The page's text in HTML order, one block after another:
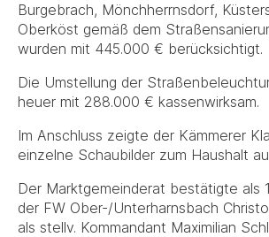
Burgebrach, Mönchherrnsdorf,
Oberköst gemäß dem
wurden mit 445.000 € berücksichtigt.
Die Umstellung der
heuer mit 288.000 € kassenwirksam.
Im Anschluss zeigte der Kämmerer
einzelne Schaubilder zum Haushalt
Der Marktgemeinderat bestätigte als
der FW Ober-/Unterharnsbach
als stellv. Kommandant Maximilian